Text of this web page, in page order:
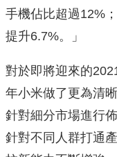
手機佔比超過12%
提升6.7%。」
對於即將迎來的
年小米做了更為清
針對細分市場進行
針對不同人群打通